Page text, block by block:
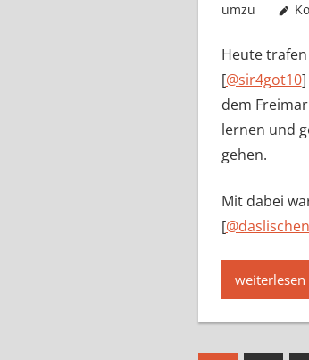
umzu
Heute
[@sir4got10]
dem
lernen und
gehen.
Mit dabei
[@daslischen_
weiterlesen